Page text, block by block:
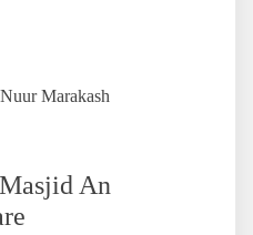
Marakash
An